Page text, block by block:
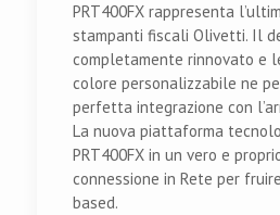
PRT400FX rappresenta
stampanti fiscali Olivetti. Il
completamente rinnovato e
colore personalizzabile ne
perfetta integrazione con
La nuova piattaforma
PRT400FX in un vero e
connessione in Rete per
based.